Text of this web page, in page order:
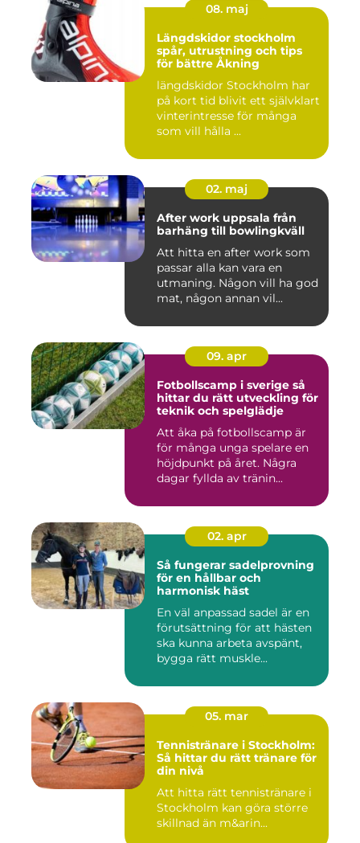
08. maj
Längdskidor stockholm
spår, utrustning och tips
för bättre Åkning
längdskidor Stockholm har
på kort tid blivit ett självklart
vinterintresse för många
som vill hålla ...
02. maj
After work uppsala från
barhäng till bowlingkväll
Att hitta en after work som
passar alla kan vara en
utmaning. Någon vill ha god
mat, någon annan vil...
09. apr
Fotbollscamp i sverige så
hittar du rätt utveckling för
teknik och spelglädje
Att åka på fotbollscamp är
för många unga spelare en
höjdpunkt på året. Några
dagar fyllda av tränin...
02. apr
Så fungerar sadelprovning
för en hållbar och
harmonisk häst
En väl anpassad sadel är en
förutsättning för att hästen
ska kunna arbeta avspänt,
bygga rätt muskle...
05. mar
Tennistränare i Stockholm:
Så hittar du rätt tränare för
din nivå
Att hitta rätt tennistränare i
Stockholm kan göra större
skillnad än m&arin...